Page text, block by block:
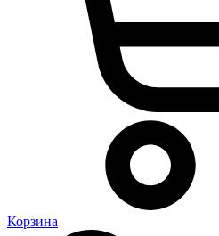
Корзина